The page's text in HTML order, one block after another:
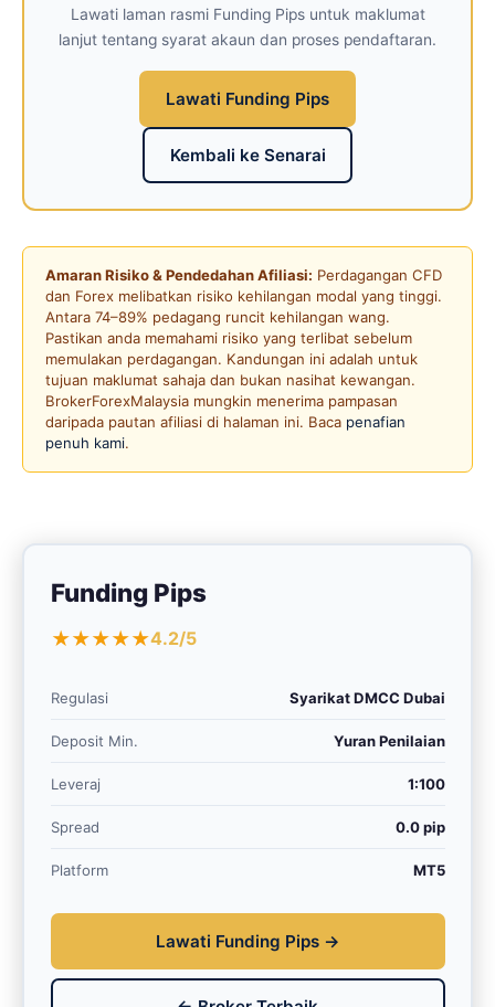
Lawati laman rasmi Funding Pips untuk maklumat
lanjut tentang syarat akaun dan proses pendaftaran.
Lawati Funding Pips
Kembali ke Senarai
Amaran Risiko & Pendedahan Afiliasi: Perdagangan CFD
dan Forex melibatkan risiko kehilangan modal yang tinggi.
Antara 74–89% pedagang runcit kehilangan wang.
Pastikan anda memahami risiko yang terlibat sebelum
memulakan perdagangan. Kandungan ini adalah untuk
tujuan maklumat sahaja dan bukan nasihat kewangan.
BrokerForexMalaysia mungkin menerima pampasan
daripada pautan afiliasi di halaman ini. Baca penafian
penuh kami.
Funding Pips
★★★★★4.2/5
Regulasi Syarikat DMCC Dubai
Deposit Min. Yuran Penilaian
Leveraj 1:100
Spread 0.0 pip
Platform MT5
Lawati Funding Pips →